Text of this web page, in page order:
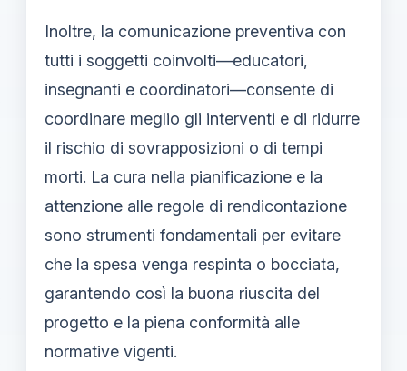
Inoltre, la comunicazione preventiva con
tutti i soggetti coinvolti—educatori,
insegnanti e coordinatori—consente di
coordinare meglio gli interventi e di ridurre
il rischio di sovrapposizioni o di tempi
morti. La cura nella pianificazione e la
attenzione alle regole di rendicontazione
sono strumenti fondamentali per evitare
che la spesa venga respinta o bocciata,
garantendo così la buona riuscita del
progetto e la piena conformità alle
normative vigenti.